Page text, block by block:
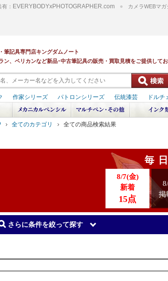
： EVERYBODYxPHOTOGRAPHER.com カメラWEBマガ
全てのカテゴリ 全ての商品検索結果
さらに条件を絞って探す